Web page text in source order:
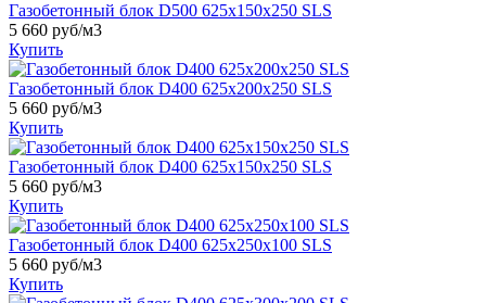
Газобетонный блок D500 625х150х250 SLS
5 660 руб/м3
Купить
Газобетонный блок D400 625х200х250 SLS
5 660 руб/м3
Купить
Газобетонный блок D400 625х150х250 SLS
5 660 руб/м3
Купить
Газобетонный блок D400 625х250х100 SLS
5 660 руб/м3
Купить